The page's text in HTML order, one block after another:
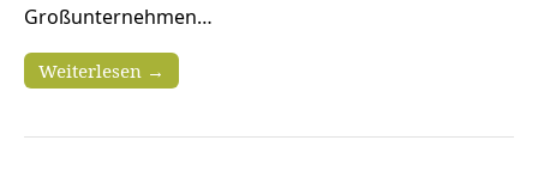
Großunternehmen…
Weiterlesen →